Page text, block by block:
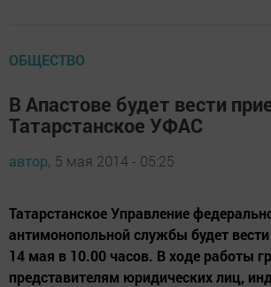
ОБЩЕСТВО
В Апастове будет вести
Татарстанское УФАС
автор, 5 мая 2014 - 05:25
Татарстанское Управление
антимонопольной службы будет
14 мая в 10.00 часов. В ходе работы
представителям юридических лиц,